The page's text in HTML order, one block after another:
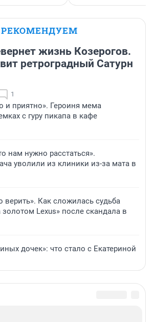
РЕКОМЕНДУЕМ
жизнь Козерогов.
ретроградный Сатурн
1
и приятно». Героиня мема
с гуру пикапа в кафе
нам нужно расстаться».
уволили из клиники из-за мата в
верить». Как сложилась судьба
золотом Lexus» после скандала в
дочек»: что стало с Екатериной